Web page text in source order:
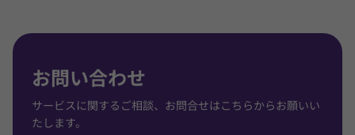
お問い合わせ
サービスに関するご相談、お問合せはこちらからお願いい
たします。